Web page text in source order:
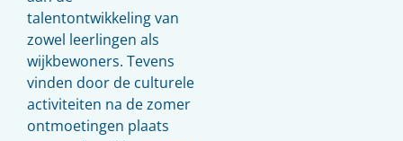
talentontwikkeling van
zowel leerlingen als
wijkbewoners. Tevens
vinden door de culturele
activiteiten na de zomer
ontmoetingen plaats